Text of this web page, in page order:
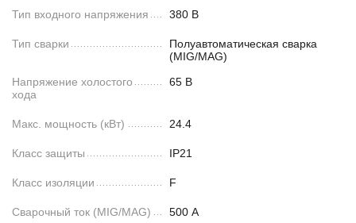
Тип входного напряжения 380 В
Тип сварки
Полуавтоматическая сварка
(MIG/MAG)
Напряжение холостого
хода
65 В
Макс. мощность (кВт) 24.4
Класс защиты IP21
Класс изоляции F
Сварочный ток (MIG/MAG) 500 А